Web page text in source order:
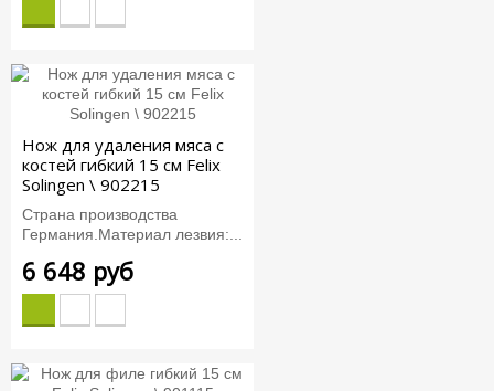
Нож для удаления мяса с
костей гибкий 15 см Felix
Solingen \ 902215
Страна производства
Германия.Материал лезвия:...
6 648 руб